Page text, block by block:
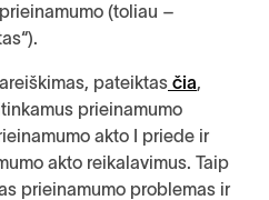
(toliau –
pateiktas čia,
prieinamumo
akto I priede ir
akto reikalavimus. Taip
prieinamumo problemas ir